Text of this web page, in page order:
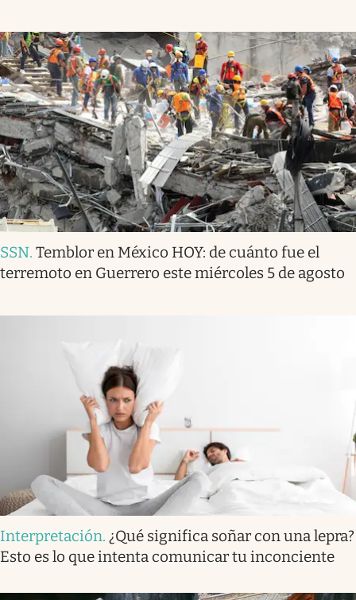
SSN. Temblor en México HOY: de cuánto fue el
terremoto en Guerrero este miércoles 5 de agosto
Interpretación. ¿Qué significa soñar con una lepra?
Esto es lo que intenta comunicar tu inconciente